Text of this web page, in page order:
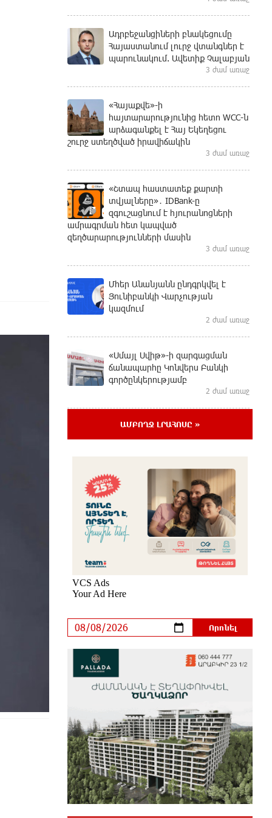
Ադրբեջանցիների բնակեցումը
Հայաստանում լուրջ վտանգներ է
պարունակում. Ավետիք Չալաբյան
3 ժամ առաջ
«Հայաքվե»-ի
հայտարարությունից հետո WCC-ն
արձագանքել է Հայ Եկեղեցու
շուրջ ստեղծված իրավիճակին
3 ժամ առաջ
«Շտապ հաստատեք քարտի
տվյալները»․ IDBank-ը
զգուշացնում է հյուրանոցների
ամրագրման հետ կապված
զեղծարարությունների մասին
3 ժամ առաջ
Մհեր Անանյանն ընդգրկվել է
Յունիբանկի Վարչության
կազմում
2 ժամ առաջ
«Սմայլ Սվիթ»-ի զարգացման
ճանապարհը Կոնվերս Բանկի
գործընկերությամբ
2 ժամ առաջ
Ինչպես է ՔՊ-ն «հարգում»
ժողովրդի քվեն. Մարիաննա
Ընդդիմությունը պետք է օր առաջ
համախմբվի այս ծանր
իրավիճակից դուրս գալու համար.
Արմեն Մանվելյան
մեկ ժամ առաջ
Դուք ու ձեր անտաղանդ շոուները
ոչ ավելին են, քան անհաջող ու
Աննա Կոստանյան
մեկ ժամ առաջ
Միայն հանրային մեծ
աջակցության պարագայում
ընդդիմությունը կկարողանա
օրակարգ թելադրել. Արեգ Սավգուլյան
38 րոպե առաջ
«ՀայաՔվեի» տարածքային
գրասենյակները շարունակում են
կահավորվել Ավետիք Չալաբյանի
ազատ արձակումը պահանջող
պաստառներով
ԱՄԲՈՂՋ ԼՐԱՀՈՍԸ »